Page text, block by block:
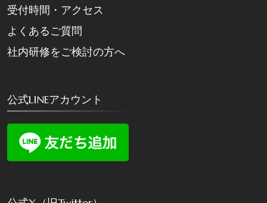
受付時間・アクセス
よくあるご質問
社内研修をご検討の方へ
公式LINEアカウント